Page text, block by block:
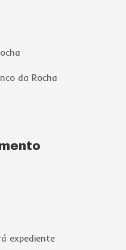
da Rocha
expediente